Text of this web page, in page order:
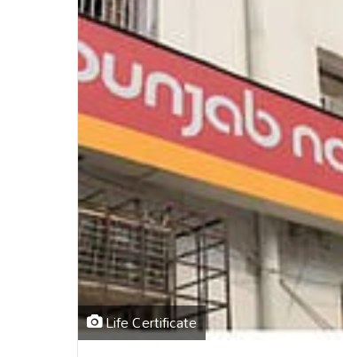
Life Certificate